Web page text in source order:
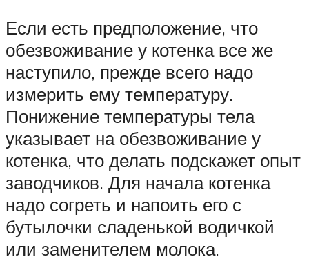
Если есть предположение, что
обезвоживание у котенка все же
наступило, прежде всего надо
измерить ему температуру.
Понижение температуры тела
указывает на обезвоживание у
котенка, что делать подскажет опыт
заводчиков. Для начала котенка
надо согреть и напоить его с
бутылочки сладенькой водичкой
или заменителем молока.